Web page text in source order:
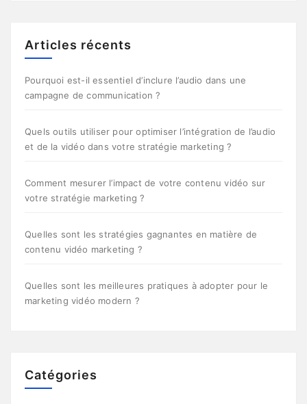
Articles récents
Pourquoi est-il essentiel d’inclure l’audio dans une
campagne de communication ?
Quels outils utiliser pour optimiser l’intégration de l’audio
et de la vidéo dans votre stratégie marketing ?
Comment mesurer l’impact de votre contenu vidéo sur
votre stratégie marketing ?
Quelles sont les stratégies gagnantes en matière de
contenu vidéo marketing ?
Quelles sont les meilleures pratiques à adopter pour le
marketing vidéo modern ?
Catégories